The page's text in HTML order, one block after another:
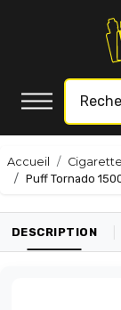
Accueil
Puff Tornado
DESCRIPTION